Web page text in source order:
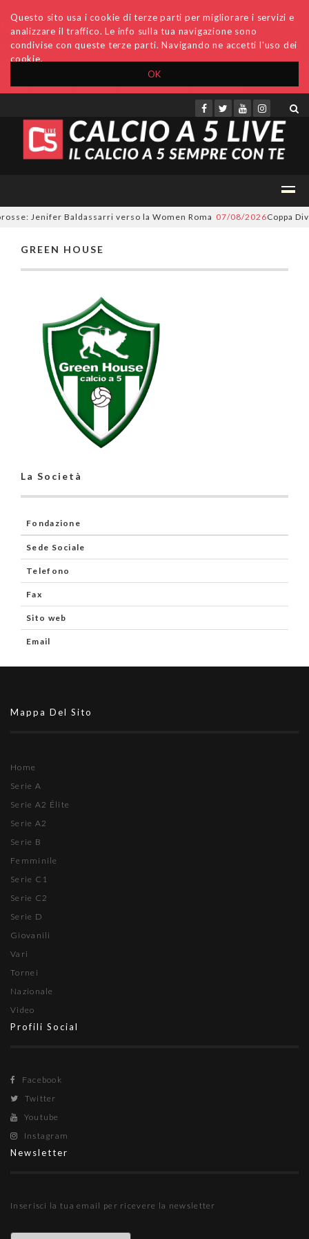
OK
Questo sito usa i cookie di terze parti per migliorare i servizi e
analizzare il traffico. Le info sulla tua navigazione sono
condivise con queste terze parti. Navigando ne accetti l'uso dei
cookie.
Accedi Archivio Invio comunicati Redazione
Jenifer Baldassarri verso la Women Roma 07/08/2026 Coppa
GREEN HOUSE
La Società
Fondazione
Sede Sociale
Telefono
Fax
Sito web
Email
Mappa Del Sito
Home
Serie A
Serie A2 Élite
Serie A2
Serie B
Femminile
Serie C1
Serie C2
Serie D
Giovanili
Vari
Tornei
Nazionale
Video
Profili Social
Facebook
Twitter
Youtube
Instagram
Newsletter
Inserisci la tua email per ricevere la newsletter